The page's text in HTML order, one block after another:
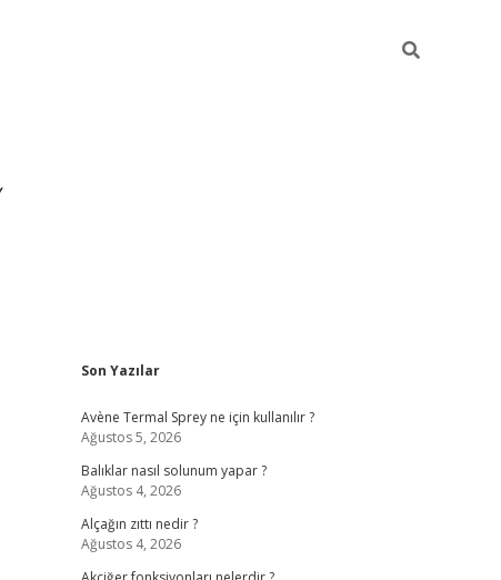
Sidebar
Son Yazılar
Avène Termal Sprey ne için kullanılır ?
Ağustos 5, 2026
Balıklar nasıl solunum yapar ?
Ağustos 4, 2026
Alçağın zıttı nedir ?
Ağustos 4, 2026